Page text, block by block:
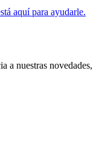
aquí para ayudarle.
a nuestras novedades,